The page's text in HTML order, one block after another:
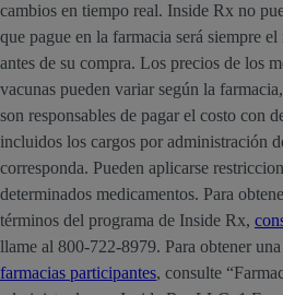
cambios en tiempo real. Inside Rx no
que pague en la farmacia será siempre
antes de su compra. Los precios de los
vacunas pueden variar según la
son responsables de pagar el costo con
incluidos los cargos por administración
corresponda. Pueden aplicarse
determinados medicamentos. Para
términos del programa de Inside Rx,
llame al 800-722-8979. Para obtener
farmacias participantes, consulte